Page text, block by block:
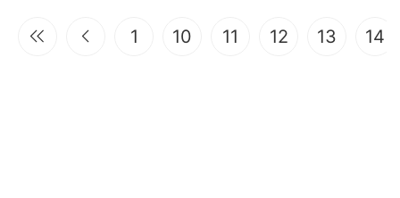
1 10 11 12 13 14